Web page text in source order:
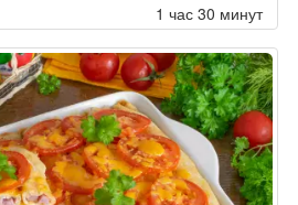
1 час 30 минут